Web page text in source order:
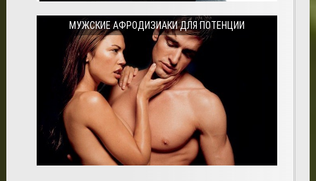
МУЖСКИЕ АФРОДИЗИАКИ ДЛЯ ПОТЕНЦИИ